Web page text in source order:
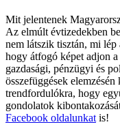
Mit jelentenek
Az elmúlt évtizedekben
nem látszik tisztán, mi
hogy átfogó képet adjon
gazdasági, pénzügyi és
összefüggések
trendfordulókra, hogy
gondolatok
Facebook oldalunkat is!